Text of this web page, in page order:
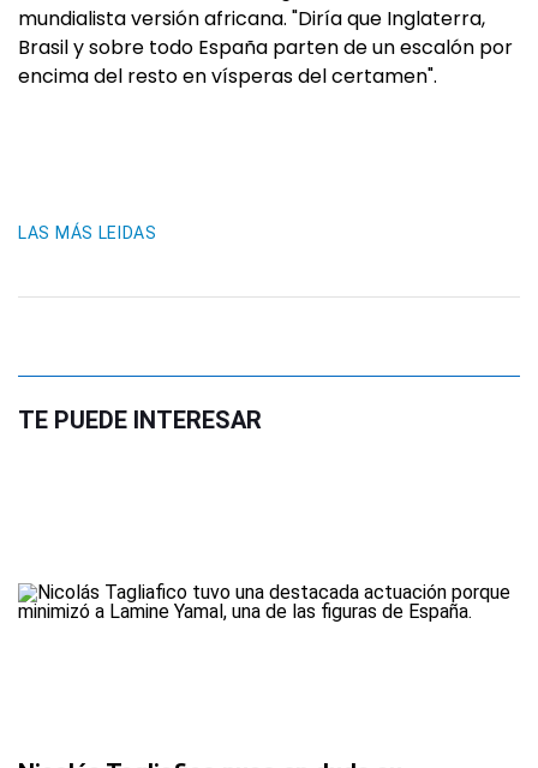
mundialista versión africana. "Diría que Inglaterra,
Brasil y sobre todo España parten de un escalón por
encima del resto en vísperas del certamen".
LAS MÁS LEIDAS
TE PUEDE INTERESAR